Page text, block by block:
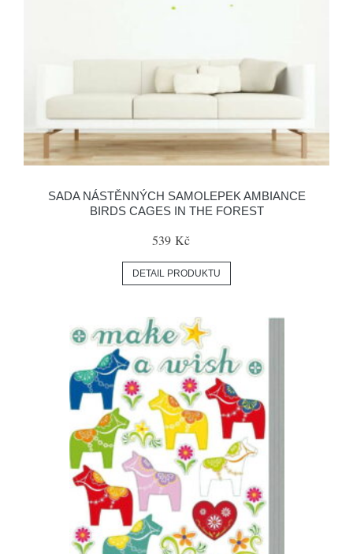
SADA NÁSTĚNNÝCH SAMOLEPEK AMBIANCE
BIRDS CAGES IN THE FOREST
539 Kč
DETAIL PRODUKTU